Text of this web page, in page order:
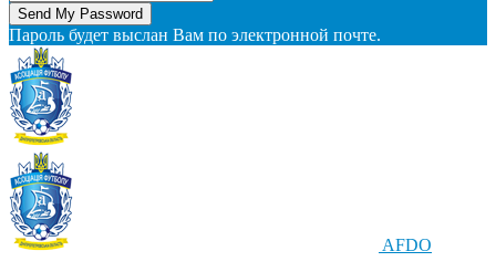
Пароль будет выслан Вам по электронной почте.
AFDO